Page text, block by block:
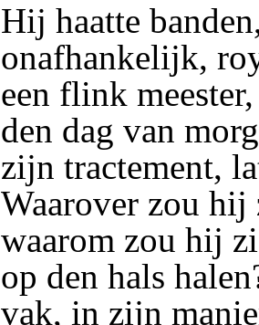
Hij haatte
onafhankelijk,
een flink
den dag van
zijn tractement,
Waarover zou hij
waarom zou hij
op den hals
vak, in zijn